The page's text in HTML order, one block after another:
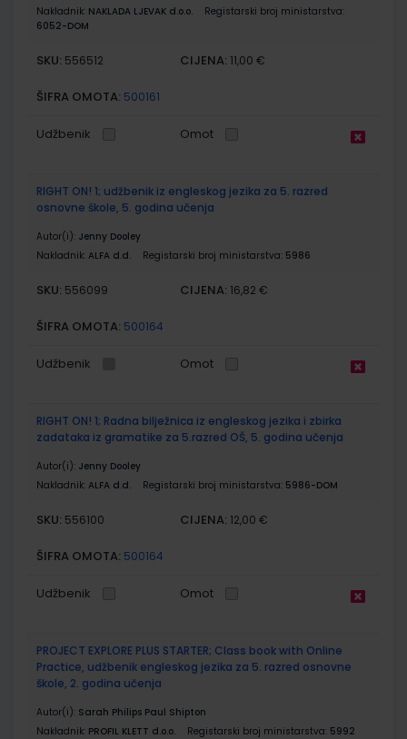
Nakladnik: NAKLADA LJEVAK d.o.o.
Registarski broj ministarstva:
6052-DOM
SKU: 556512 CIJENA: 11,00 €
ŠIFRA OMOTA: 500161
Udžbenik Omot
RIGHT ON! 1; udžbenik iz engleskog jezika za 5. razred
osnovne škole, 5. godina učenja
Autor(i): Jenny Dooley
Nakladnik: ALFA d.d. Registarski broj ministarstva: 5986
SKU: 556099 CIJENA: 16,82 €
ŠIFRA OMOTA: 500164
Udžbenik Omot
RIGHT ON! 1; Radna bilježnica iz engleskog jezika i zbirka
zadataka iz gramatike za 5.razred OŠ, 5. godina učenja
Autor(i): Jenny Dooley
Nakladnik: ALFA d.d. Registarski broj ministarstva: 5986-DOM
SKU: 556100 CIJENA: 12,00 €
ŠIFRA OMOTA: 500164
Udžbenik Omot
PROJECT EXPLORE PLUS STARTER; Class book with Online
Practice, udžbenik engleskog jezika za 5. razred osnovne
škole, 2. godina učenja
Autor(i): Sarah Philips Paul Shipton
Nakladnik: PROFIL KLETT d.o.o. Registarski broj ministarstva: 5992